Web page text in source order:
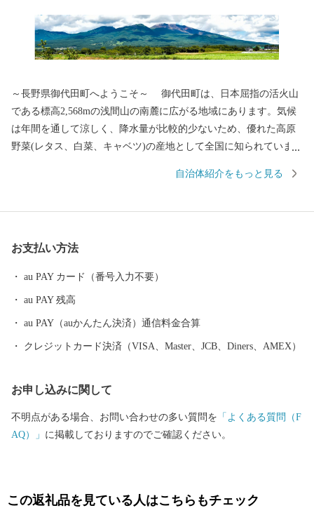
～長野県御代田町へようこそ～ 御代田町は、日本屈指の活火山
である標高2,568mの浅間山の南麓に広がる地域にあります。気候
は年間を通して涼しく、降水量が比較的少ないため、優れた高原
野菜(レタス、白菜、キャベツ)の産地として全国に知られていま
北陸新幹線や上信越道など、首都圏とのアクセス環境も整ってお
す町となっています。 また、毎年7月の最終土曜日には「信
自治体紹介をもっと見る
お支払い方法
au PAY カード（番号入力不要）
au PAY 残高
au PAY（auかんたん決済）通信料金合算
クレジットカード決済（VISA、Master、JCB、Diners、AMEX）
お申し込みに関して
不明点がある場合、お問い合わせの多い質問を 「よくある質問（F
AQ）」 に掲載しておりますのでご確認ください。
この返礼品を見ている人はこちらもチェック